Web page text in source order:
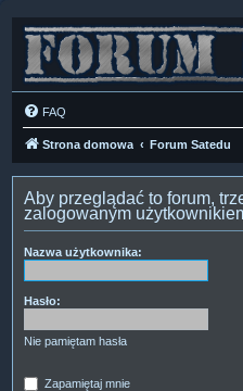
FAQ
Strona domowa Forum Satedu
Aby przeglądać to forum,
zalogowanym
Nazwa użytkownika:
Hasło:
Nie pamiętam hasła
Zapamiętaj mnie